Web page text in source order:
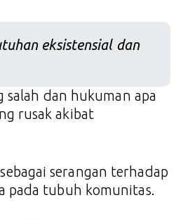
eksistensial dan
salah dan hukuman apa
rusak akibat
serangan terhadap
pada tubuh komunitas.